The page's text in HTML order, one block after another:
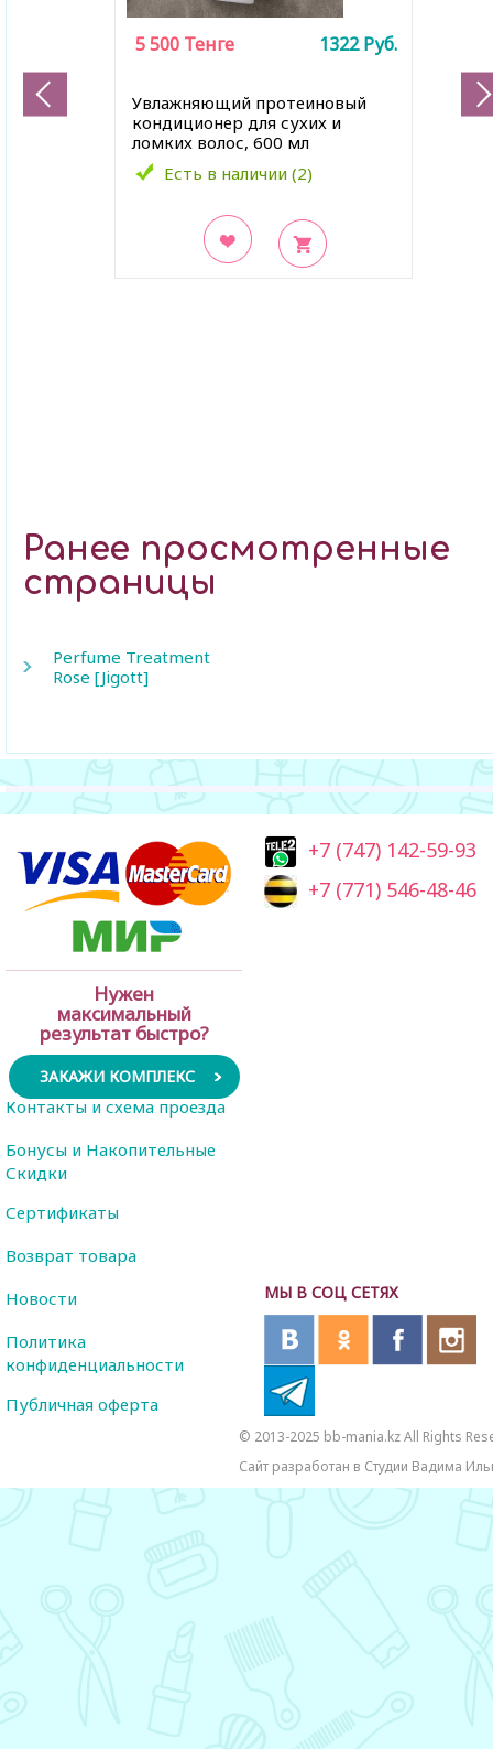
Увлажняющий протеиновый
кондиционер для сухих и
ломких волос, 600 мл
Есть в наличии (2)
5 500 Тенге 1322Руб.
Ранее просмотренные
страницы
Perfume Treatment
Rose [Jigott]
Нужен
максимальный
результат быстро?
ЗАКАЖИ КОМПЛЕКС
+7 (747) 142-59-93
+7 (771) 546-48-46
МЫ В СОЦ СЕТЯХ
Контакты и схема проезда
Бонусы и Накопительные
Скидки
Сертификаты
Возврат товара
Новости
Политика
конфиденциальности
Публичная оферта
© 2013-2025 bb-mania.kz All Rights
Сайт разработан в Студии Вадима